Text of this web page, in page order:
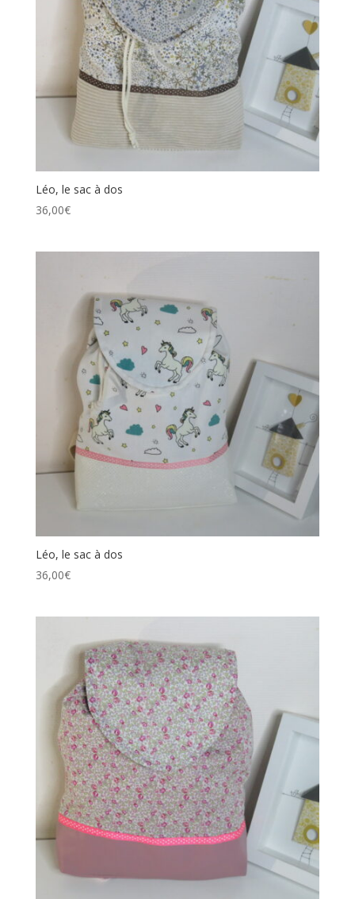
Léo, le sac à dos
36,00€
Léo, le sac à dos
36,00€